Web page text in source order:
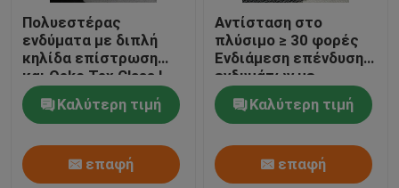
Πολυεστέρας
ενδύματα με διπλή
κηλίδα επίστρωση
και Oeko Tex Class I
είναι
Καλύτερη τιμή
επαφή
Αντίσταση στο
πλύσιμο ≥ 30 φορές
Ενδιάμεση επένδυση
ενδυμάτων με
τεχνολογία
επικάλυψης διπλών
σημείων
Καλύτερη τιμή
επαφή